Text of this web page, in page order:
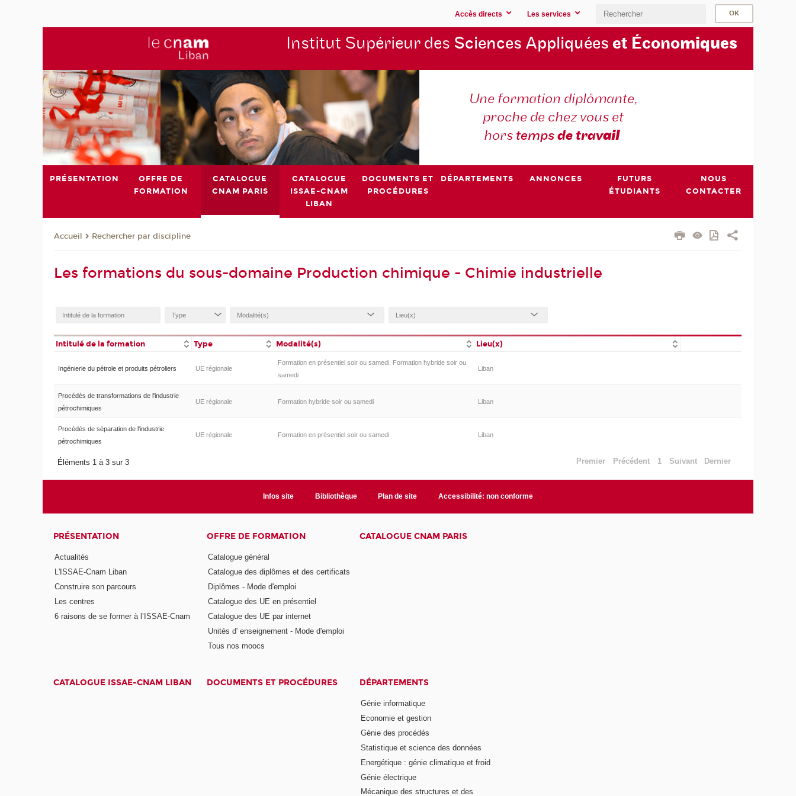
Accès directs Les services
Institut Supérieur des Sciences Appliquées et Économiques
Une formation diplômante,
proche de chez vous et
hors tempsde travail
PRÉSENTATION
OFFRE DE
FORMATION
CATALOGUE
CNAM PARIS
CATALOGUE
ISSAE-CNAM
LIBAN
DOCUMENTS ET
PROCÉDURES
DÉPARTEMENTS ANNONCES
FUTURS
ÉTUDIANTS
NOUS
CONTACTER
Accueil Rechercher par discipline
Les formations du sous-domaine Production chimique - Chimie industrielle
Intitulé de la formation Type Modalité(s) Lieu(x)
Ingénierie du pétrole et produits pétroliers UE régionale
Formation en présentiel soir ou samedi, Formation hybride soir ou
samedi
Liban
Procédés de transformations de l'industrie
pétrochimiques
UE régionale Formation hybride soir ou samedi Liban
Procédés de séparation de l'industrie
pétrochimiques
UE régionale Formation en présentiel soir ou samedi Liban
Éléments 1 à 3 sur 3 Premier Précédent 1 Suivant Dernier
Infos site Bibliothèque Plan de site Accessibilité: non conforme
PRÉSENTATION
Actualités
L'ISSAE-Cnam Liban
Construire son parcours
Les centres
6 raisons de se former à l’ISSAE-Cnam
OFFRE DE FORMATION
Catalogue général
Catalogue des diplômes et des certificats
Diplômes - Mode d'emploi
Catalogue des UE en présentiel
Catalogue des UE par internet
Unités d' enseignement - Mode d'emploi
Tous nos moocs
CATALOGUE CNAM PARIS
CATALOGUE ISSAE-CNAM LIBAN DOCUMENTS ET PROCÉDURES DÉPARTEMENTS
Génie informatique
Economie et gestion
Génie des procédés
Statistique et science des données
Energétique : génie climatique et froid
Génie électrique
Mécanique des structures et des